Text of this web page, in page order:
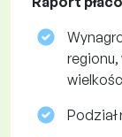
Podział